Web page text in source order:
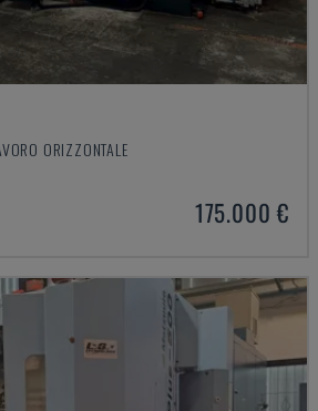
ORIZZONTALE
175.000 €